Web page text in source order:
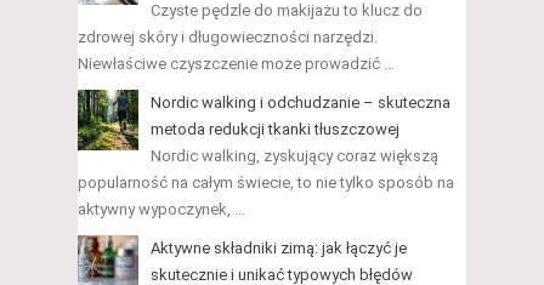
Czyste pędzle do makijażu to klucz do
zdrowej skóry i długowieczności narzędzi.
Niewłaściwe czyszczenie może prowadzić …
Nordic walking i odchudzanie – skuteczna
metoda redukcji tkanki tłuszczowej
Nordic walking, zyskujący coraz większą
popularność na całym świecie, to nie tylko sposób na
aktywny wypoczynek, …
Aktywne składniki zimą: jak łączyć je
skutecznie i unikać typowych błędów